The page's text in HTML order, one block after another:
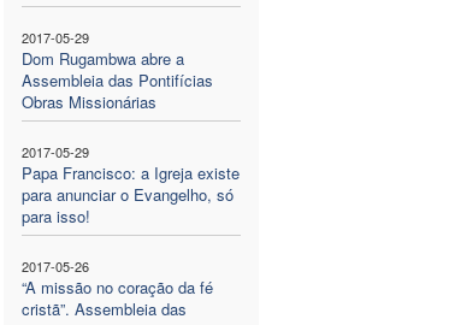
2017-05-29
Dom Rugambwa abre a
Assembleia das Pontifícias
Obras Missionárias
2017-05-29
Papa Francisco: a Igreja existe
para anunciar o Evangelho, só
para isso!
2017-05-26
“A missão no coração da fé
cristã”. Assembleia das